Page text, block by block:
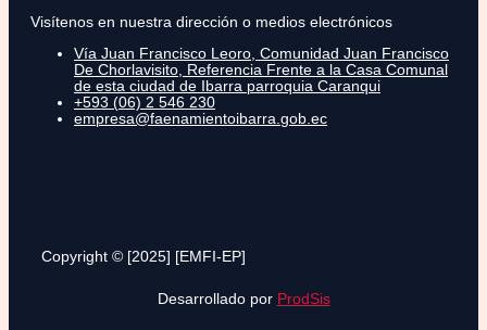
Visítenos en nuestra dirección o medios electrónicos
Vía Juan Francisco Leoro, Comunidad Juan Francisco
De Chorlavisito, Referencia Frente a la Casa Comunal
de esta ciudad de Ibarra parroquia Caranqui
+593 (06) 2 546 230
empresa@faenamientoibarra.gob.ec
Copyright © [2025] [EMFI-EP]
Desarrollado por ProdSis